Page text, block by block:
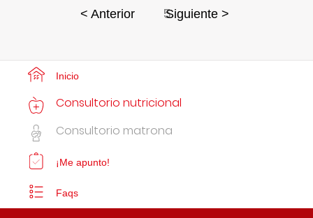
< Anterior 5
Siguiente >
Inicio
Consultorio nutricional
Consultorio matrona
¡Me apunto!
Faqs